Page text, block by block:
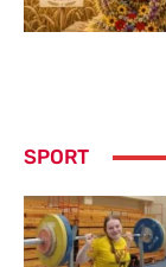
SPORT